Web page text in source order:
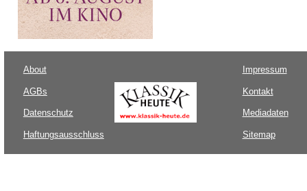
About
AGBs
Datenschutz
Haftungsausschluss
Impressum
Kontakt
Mediadaten
Sitemap